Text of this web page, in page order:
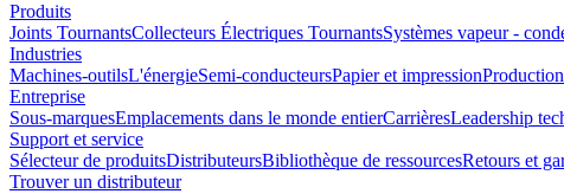
Produits
Joints TournantsCollecteurs Électriques TournantsSystèmes vapeur -
Industries
Machines-outilsL'énergieSemi-conducteursPapier et impression
Entreprise
Sous-marquesEmplacements dans le monde entierCarrièresLeadership
Support et service
Sélecteur de produitsDistributeursBibliothèque de ressourcesRetours et
Trouver un distributeur